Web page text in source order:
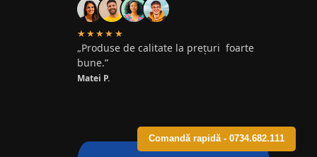
Comandă rapidă - 0734.682.111
★★★★★
„Produse de calitate la prețuri foarte
bune.”
Matei P.